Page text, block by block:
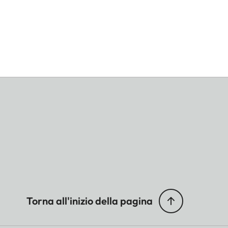
Torna all'inizio della pagina